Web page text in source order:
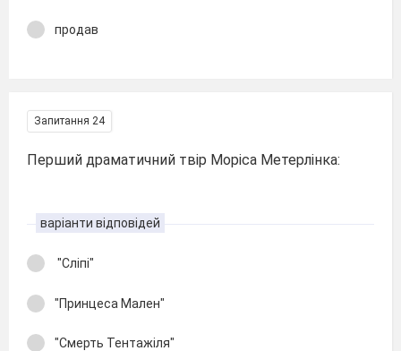
продав
Запитання 24
Перший драматичний твір Моріса Метерлінка:
варіанти відповідей
"Сліпі"
"Принцеса Мален"
"Смерть Тентажіля"